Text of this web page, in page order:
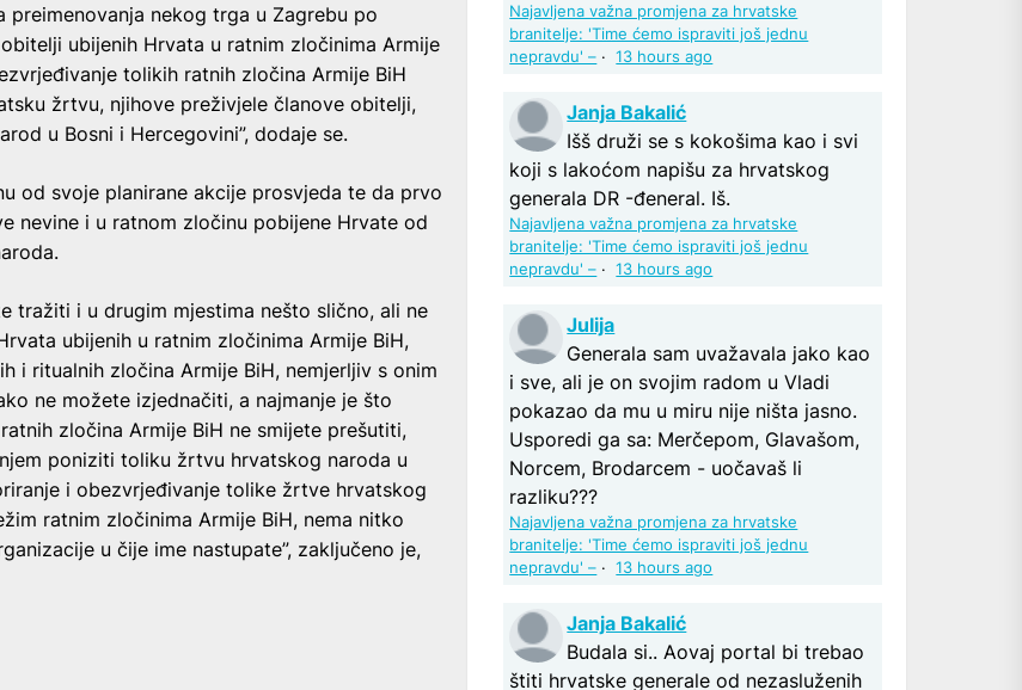
preimenovanja nekog trga u Zagrebu po
ubijenih Hrvata u ratnim zločinima Armije
tolikih ratnih zločina Armije BiH
žrtvu, njihove preživjele članove obitelji,
u Bosni i Hercegovini”, dodaje se.
od svoje planirane akcije prosvjeda te da prvo
nevine i u ratnom zločinu pobijene Hrvate od
tražiti i u drugim mjestima nešto slično, ali ne
ubijenih u ratnim zločinima Armije BiH,
i ritualnih zločina Armije BiH, nemjerljiv s onim
ne možete izjednačiti, a najmanje je što
zločina Armije BiH ne smijete prešutiti,
poniziti toliku žrtvu hrvatskog naroda u
i obezvrjeđivanje tolike žrtve hrvatskog
ratnim zločinima Armije BiH, nema nitko
u čije ime nastupate”, zaključeno je,
Najavljena važna promjena za hrvatske
branitelje: 'Time ćemo ispraviti još jednu
nepravdu' – ·13 hours ago
Janja Bakalić
Išš druži se s kokošima kao i svi
koji s lakoćom napišu za hrvatskog
generala DR -đeneral. Iš.
Najavljena važna promjena za hrvatske
branitelje: 'Time ćemo ispraviti još jednu
nepravdu' – ·13 hours ago
Julija
Generala sam uvažavala jako kao
i sve, ali je on svojim radom u Vladi
pokazao da mu u miru nije ništa jasno.
Usporedi ga sa: Merčepom, Glavašom,
Norcem, Brodarcem - uočavaš li
razliku???
Najavljena važna promjena za hrvatske
branitelje: 'Time ćemo ispraviti još jednu
nepravdu' – ·13 hours ago
Janja Bakalić
Budala si.. Aovaj portal bi trebao
štiti hrvatske generale od nezasluženih